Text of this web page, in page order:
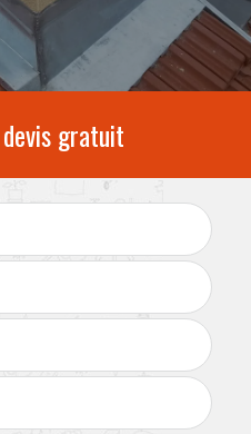
gratuit